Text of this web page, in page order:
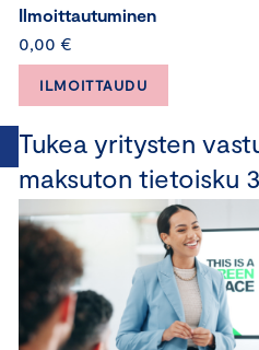
Ilmoittautuminen
0,00 €
ILMOITTAUDU
Tukea yritysten
maksuton tietoisku